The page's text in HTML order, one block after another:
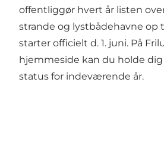
offentliggør hvert år listen
strande og lystbådehavne op
starter officielt d. 1. juni. På
hjemmeside kan du holde
status for indeværende år.